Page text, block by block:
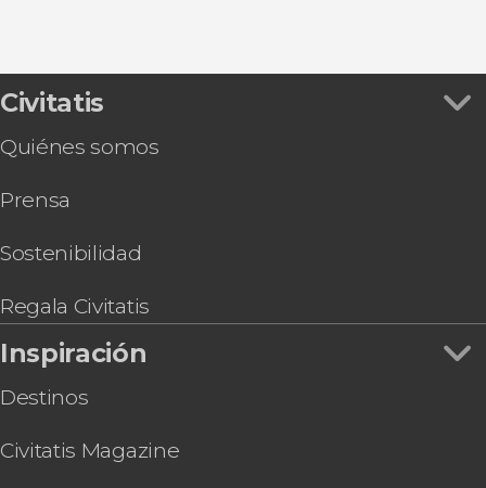
Cementerio Greyfriar
Civitatis
Quiénes somos
Prensa
Sostenibilidad
Regala Civitatis
Inspiración
Destinos
Civitatis Magazine